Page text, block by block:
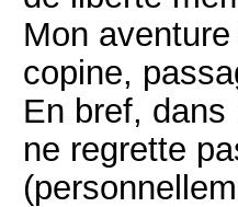
Mon
copine,
En bref,
ne regrette